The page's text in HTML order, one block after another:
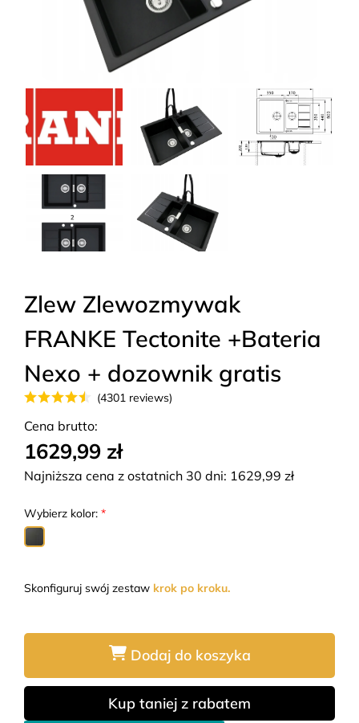
Zlew Zlewozmywak
FRANKE Tectonite +Bateria
Nexo + dozownik gratis
(4301 reviews)
Cena brutto:
1629,99 zł
Najniższa cena z ostatnich 30 dni: 1629,99 zł
Wybierz kolor: *
Skonfiguruj swój zestaw krok po kroku.
Dodaj do koszyka
Kup taniej z rabatem